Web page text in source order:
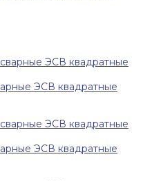
ЭСВ квадратные
ЭСВ квадратные